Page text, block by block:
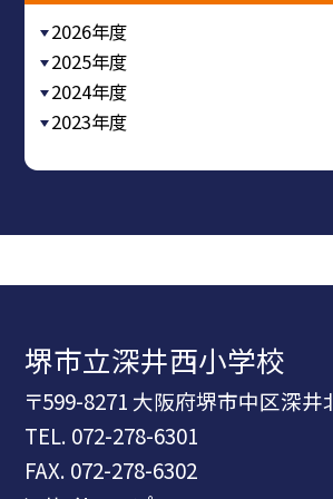
2026年度
2025年度
2024年度
2023年度
堺市立深井西小学校
〒599-8271 大阪府堺市中区深井
TEL. 072-278-6301
FAX. 072-278-6302